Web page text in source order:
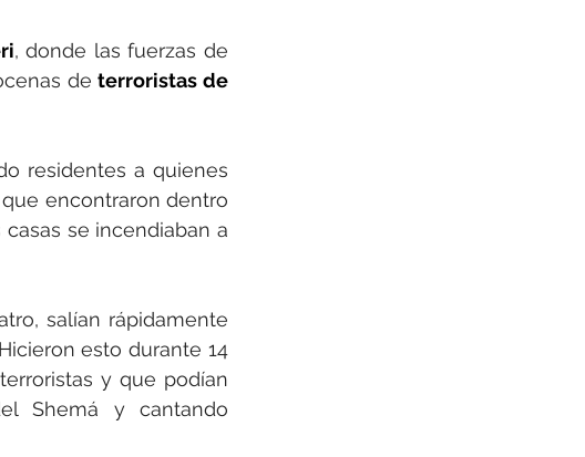
, donde las fuerzas de
de terroristas de
residentes a quienes
encontraron dentro
se incendiaban a
salían rápidamente
esto durante 14
y que podían
Shemá y cantando